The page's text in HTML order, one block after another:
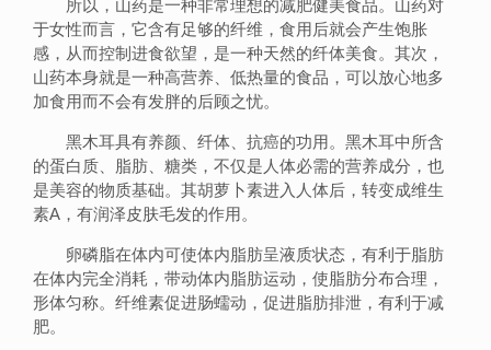
所以，山药是一种非常理想的减肥健美食品。山药对
于女性而言，它含有足够的纤维，食用后就会产生饱胀
感，从而控制进食欲望，是一种天然的纤体美食。其次，
山药本身就是一种高营养、低热量的食品，可以放心地多
加食用而不会有发胖的后顾之忧。
黑木耳具有养颜、纤体、抗癌的功用。黑木耳中所含
的蛋白质、脂肪、糖类，不仅是人体必需的营养成分，也
是美容的物质基础。其胡萝卜素进入人体后，转变成维生
素A，有润泽皮肤毛发的作用。
卵磷脂在体内可使体内脂肪呈液质状态，有利于脂肪
在体内完全消耗，带动体内脂肪运动，使脂肪分布合理，
形体匀称。纤维素促进肠蠕动，促进脂肪排泄，有利于减
肥。